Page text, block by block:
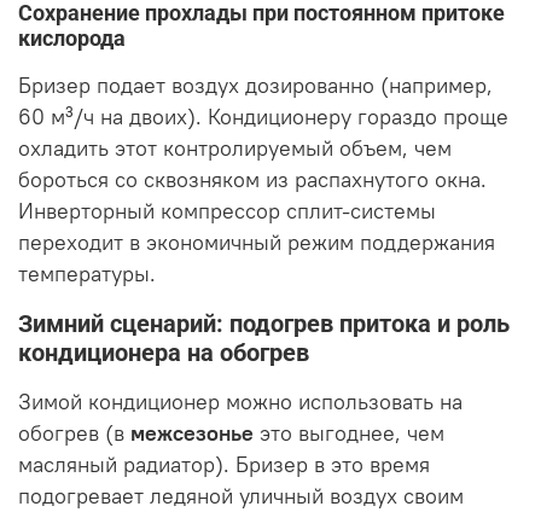
Сохранение прохлады при постоянном притоке
кислорода
Бризер подает воздух дозированно (например,
60 м³/ч на двоих). Кондиционеру гораздо проще
охладить этот контролируемый объем, чем
бороться со сквозняком из распахнутого окна.
Инверторный компрессор сплит-системы
переходит в экономичный режим поддержания
температуры.
Зимний сценарий: подогрев притока и роль
кондиционера на обогрев
Зимой кондиционер можно использовать на
обогрев (в межсезонье это выгоднее, чем
масляный радиатор). Бризер в это время
подогревает ледяной уличный воздух своим